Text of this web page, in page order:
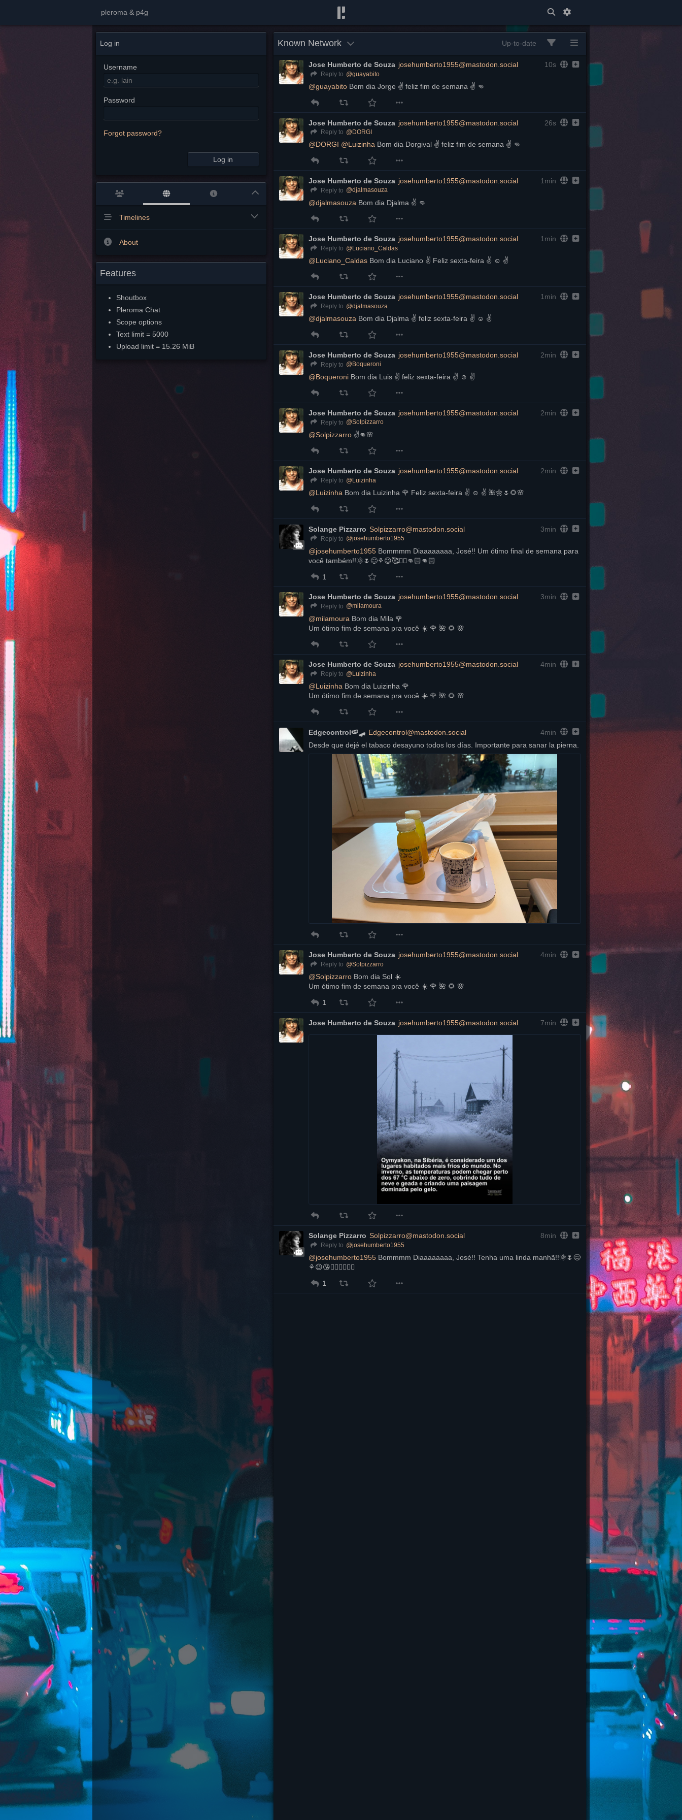
pleroma & p4g
Log in
Username
Password
Forgot password?
Log in
Timelines
About
Features
Shoutbox
Pleroma Chat
Scope options
Text limit = 5000
Upload limit = 15.26 MiB
Known Network Up-to-date
Jose Humberto de Souza josehumberto1955@mastodon.social 10s
Reply to @guayabito
@guayabito Bom dia Jorge ✌️ feliz fim de semana ✌️ 👊
Jose Humberto de Souza josehumberto1955@mastodon.social 26s
Reply to @ DORGI
@DORGI @Luizinha Bom dia Dorgival ✌️ feliz fim de semana ✌️ 👊
Jose Humberto de Souza josehumberto1955@mastodon.social 1min
Reply to @djalmasouza
@djalmasouza Bom dia Djalma ✌️ 👊
Jose Humberto de Souza josehumberto1955@mastodon.social 1min
Reply to @Luciano_Caldas
@Luciano_Caldas Bom dia Luciano ✌️ Feliz sexta-feira ✌️ ☺️ ✌️
Jose Humberto de Souza josehumberto1955@mastodon.social 1min
Reply to @djalmasouza
@djalmasouza Bom dia Djalma ✌️ feliz sexta-feira ✌️ ☺️ ✌️
Jose Humberto de Souza josehumberto1955@mastodon.social 2min
Reply to @ Boqueroni
@Boqueroni Bom dia Luis ✌️ feliz sexta-feira ✌️ ☺️ ✌️
Jose Humberto de Souza josehumberto1955@mastodon.social 2min
Reply to @Solpizzarro
@Solpizzarro ✌️👊🌸
Jose Humberto de Souza josehumberto1955@mastodon.social 2min
Reply to @Luizinha
@Luizinha Bom dia Luizinha 🌹 Feliz sexta-feira ✌️ ☺️ ✌️ 🌺🌼🌷🌻🌸
Solange Pizzarro Solpizzarro@mastodon.social 3min
Reply to @josehumberto1955
@josehumberto1955 Bommmm Diaaaaaaaa, José!! Um ótimo final de semana para
você também!!🌞🌷😊⚘️😉🥰✌🏻👊🏻👊🏻
1
Jose Humberto de Souza josehumberto1955@mastodon.social 3min
Reply to @milamoura
@milamoura Bom dia Mila 🌹
Um ótimo fim de semana pra você ☀️ 🌹 🌺 🌻 🌸
Jose Humberto de Souza josehumberto1955@mastodon.social 4min
Reply to @Luizinha
@Luizinha Bom dia Luizinha 🌹
Um ótimo fim de semana pra você ☀️ 🌹 🌺 🌻 🌸
Edgecontrol🍉🛹 Edgecontrol@mastodon.social
4min
Desde que dejé el tabaco desayuno todos los días. Importante para sanar la pierna.
Jose Humberto de Souza josehumberto1955@mastodon.social 4min
Reply to @Solpizzarro
@Solpizzarro Bom dia Sol ☀️
Um ótimo fim de semana pra você ☀️ 🌹 🌺 🌻 🌸
1
Jose Humberto de Souza josehumberto1955@mastodon.social 7min
Solange Pizzarro Solpizzarro@mastodon.social 8min
Reply to @josehumberto1955
@josehumberto1955 Bommmm Diaaaaaaaa, José!! Tenha uma linda manhã!!🌞🌷😊
⚘️😉😘✌🏻👊🏻👊🏻
1